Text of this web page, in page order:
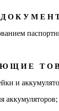
О К У М Е Н
И Е Т О В
и
аккумуляторов;